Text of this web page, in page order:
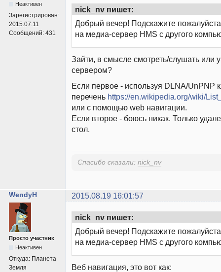
Неактивен
Зарегистрирован:
2015.07.11
Сообщений: 431
nick_nv пишет:
Добрый вечер! Подскажите
на медиа-сервер HMS с другого
Зайти, в смысле смотреть/слушать или
сервером?
Если первое - используя DLNA/UnPNP
перечень https://en.wikipedia.org/wiki/
или с помощью web навигации.
Если второе - боюсь никак. Только
стол.
Спасибо сказали: nick_nv
WendyH 2015.08.19 16:01:57
Просто участник
Неактивен
Откуда: Планета
Земля
nick_nv пишет:
Добрый вечер! Подскажите
на медиа-сервер HMS с другого
Веб навигация, это вот как: